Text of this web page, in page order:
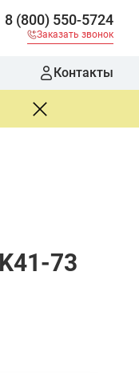
8 (800) 550-5724
Заказать звонок
Контакты
73